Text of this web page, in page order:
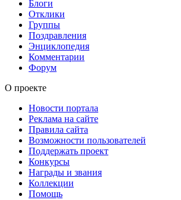
Блоги
Отклики
Группы
Поздравления
Энциклопедия
Комментарии
Форум
О проекте
Новости портала
Реклама на сайте
Правила сайта
Возможности пользователей
Поддержать проект
Конкурсы
Награды и звания
Коллекции
Помощь